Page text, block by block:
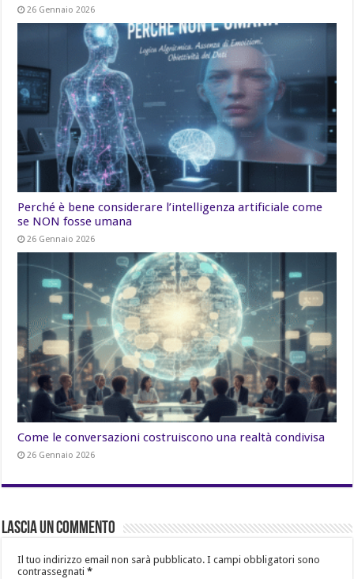
26 Gennaio 2026
Perché è bene considerare l’intelligenza artificiale come
se NON fosse umana
26 Gennaio 2026
Come le conversazioni costruiscono una realtà condivisa
26 Gennaio 2026
Lascia un commento
Il tuo indirizzo email non sarà pubblicato. I campi obbligatori sono
contrassegnati*